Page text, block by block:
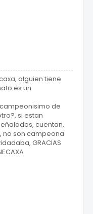
alguien tiene
es un
de
si estan
cuentan,
no son campeona
GRACIAS